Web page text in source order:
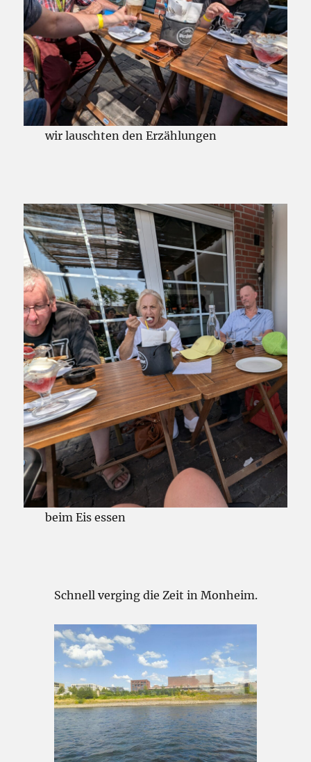
wir lauschten den Erzählungen
beim Eis essen
Schnell verging die Zeit in Monheim.